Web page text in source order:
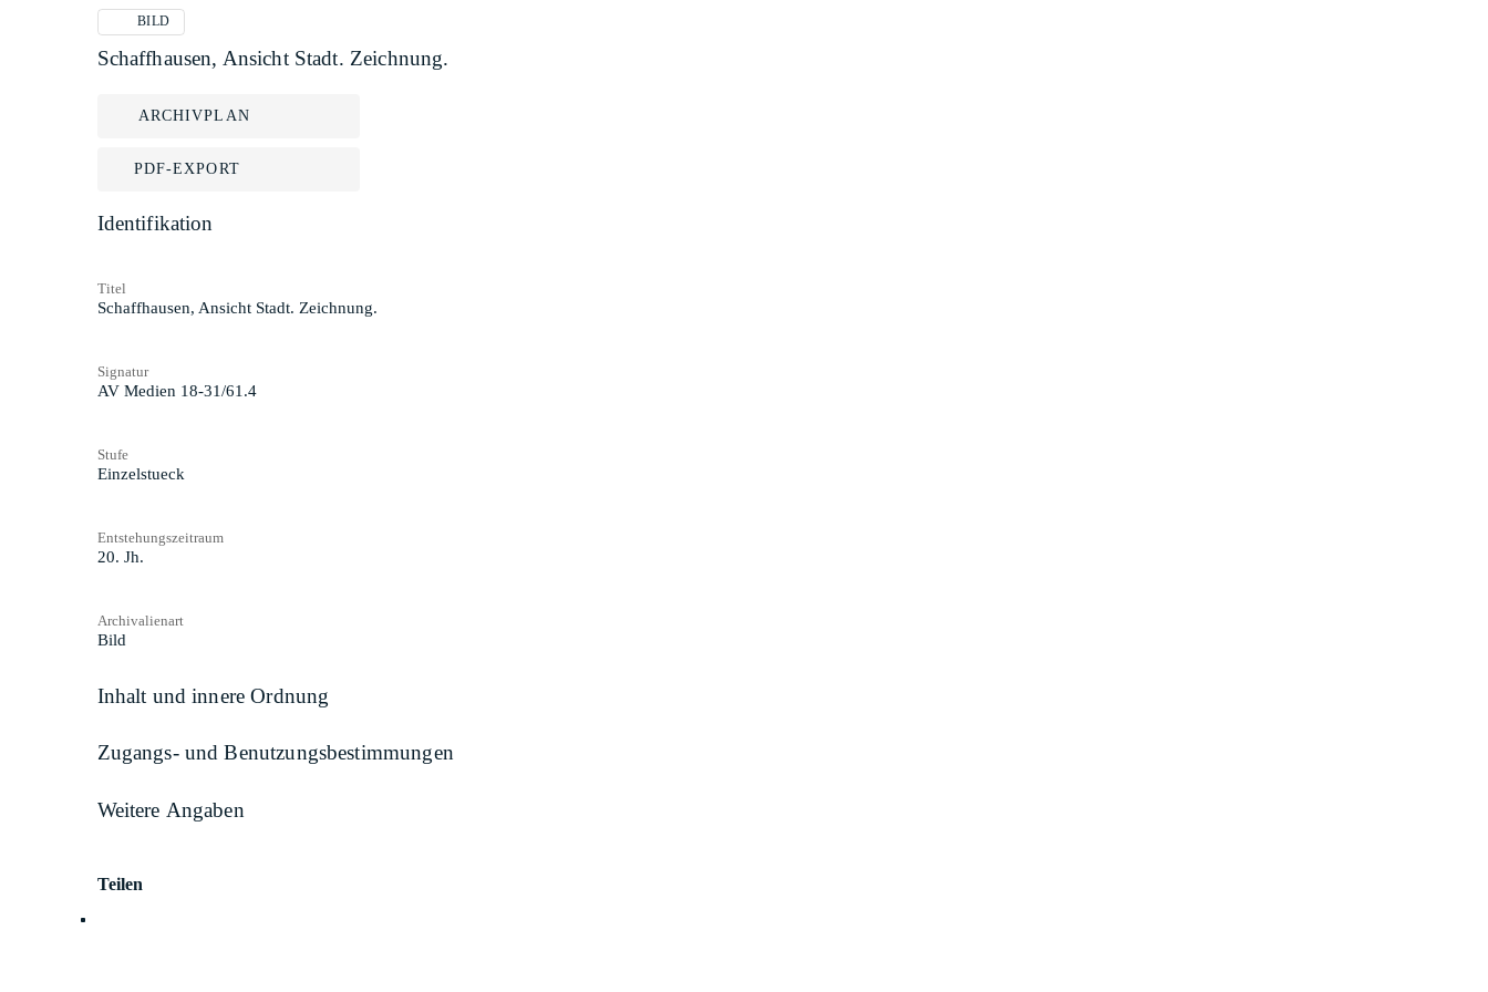
BILD
Schaffhausen, Ansicht Stadt. Zeichnung.
ARCHIVPLAN
PDF-EXPORT
Identifikation
Titel
Schaffhausen, Ansicht Stadt. Zeichnung.
Signatur
AV Medien 18-31/61.4
Stufe
Einzelstueck
Entstehungszeitraum
20. Jh.
Archivalienart
Bild
Inhalt und innere Ordnung
Zugangs- und Benutzungsbestimmungen
Weitere Angaben
Teilen